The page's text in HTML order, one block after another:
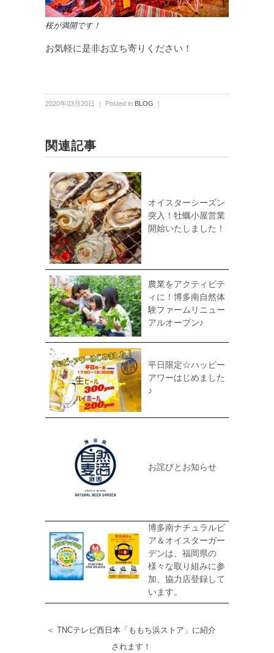
桜が満開です！
お気軽に是非お立ち寄りください！
2020年03月20日 ｜ Posted in BLOG ｜
関連記事
オイスターシーズン
突入！牡蠣小屋営業
開始いたしました！
農業をアクティビテ
ィに！博多南自然体
験ファームリニュー
アルオープン♪
平日限定☆ハッピー
アワーはじめました
♪
お詫びとお知らせ
博多南ナチュラルビ
ア＆オイスターガー
デンは、福岡県の
様々な取り組みに参
加、協力店登録して
います。
＜ TNCテレビ西日本「ももち浜ストア」に紹介
されます！